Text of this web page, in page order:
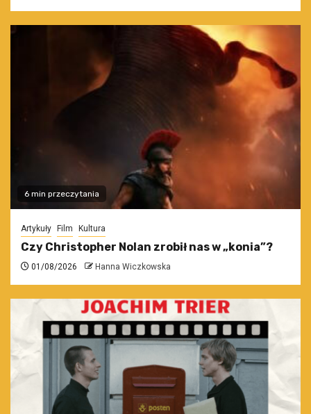
6 min przeczytania
Artykuły Film Kultura
Czy Christopher Nolan zrobił nas w „konia”?
01/08/2026 Hanna Wiczkowska